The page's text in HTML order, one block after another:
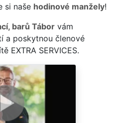
si naše hodinové manžely!
barů Tábor vám
a poskytnou členové
EXTRA SERVICES.